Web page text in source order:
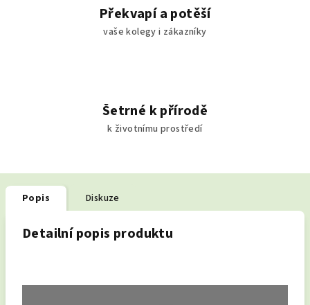
Překvapí a potěší
vaše kolegy i zákazníky
Šetrné k přírodě
k životnímu prostředí
Popis Diskuze
Detailní popis produktu